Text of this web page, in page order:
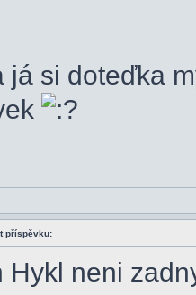
já si doteďka
příspěvku:
Hykl neni